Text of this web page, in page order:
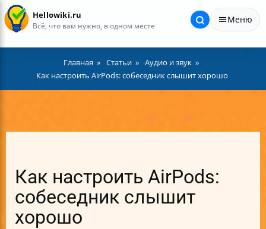
Hellowiki.ru
Всё, что вам нужно, в одном месте
Меню
Главная Статьи
Аудио и звук
Как настроить AirPods: собеседник слышит хорошо
Как настроить AirPods:
собеседник слышит
хорошо